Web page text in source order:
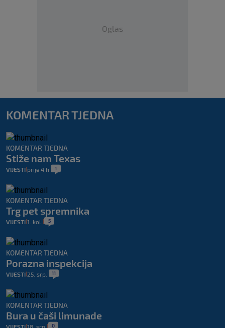
Oglas
KOMENTAR TJEDNA
KOMENTAR TJEDNA
Stiže nam Texas
VIJESTI prije 4 h 1
KOMENTAR TJEDNA
Trg pet spremnika
VIJESTI 1. kol. 5
KOMENTAR TJEDNA
Porazna inspekcija
VIJESTI 25. srp. 11
KOMENTAR TJEDNA
Bura u čaši limunade
VIJESTI 18. srp. 0